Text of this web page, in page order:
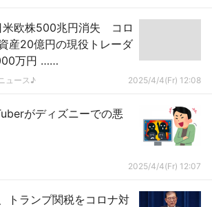
米欧株500兆円消失 コロ
産20億円の現役トレーダ
万円 ……
ュース♪ 2025/4/4(Fr) 12:08
がディズニーでの悪
2025/4/4(Fr) 12:07
トランプ関税をコロナ対